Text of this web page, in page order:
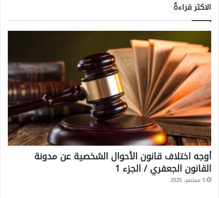
الاكثر قراءةً
أوجه اختلاف قانون الأحوال الشخصية عن مدونة
القانون الجعفري / الجزء 1
5 سبتمبر، 2025